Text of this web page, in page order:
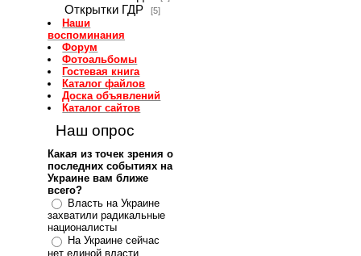
Открытки ГДР [5]
Наши
воспоминания
Форум
Фотоальбомы
Гостевая книга
Каталог файлов
Доска объявлений
Каталог сайтов
Наш опрос
Какая из точек зрения о
последних событиях на
Украине вам ближе
всего?
Власть на Украине
захватили радикальные
националисты
На Украине сейчас
нет единой власти